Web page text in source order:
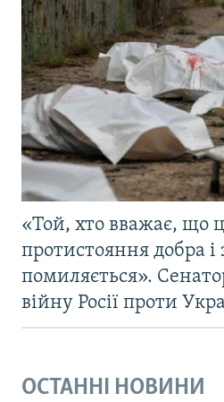
«Той, хто вважає, що
протистояння добра і
помиляється».
війну Росії проти
ОСТАННІ НОВИНИ